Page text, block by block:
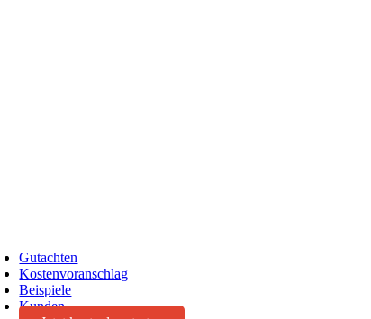
Gutachten
Kostenvoranschlag
Beispiele
Kunden